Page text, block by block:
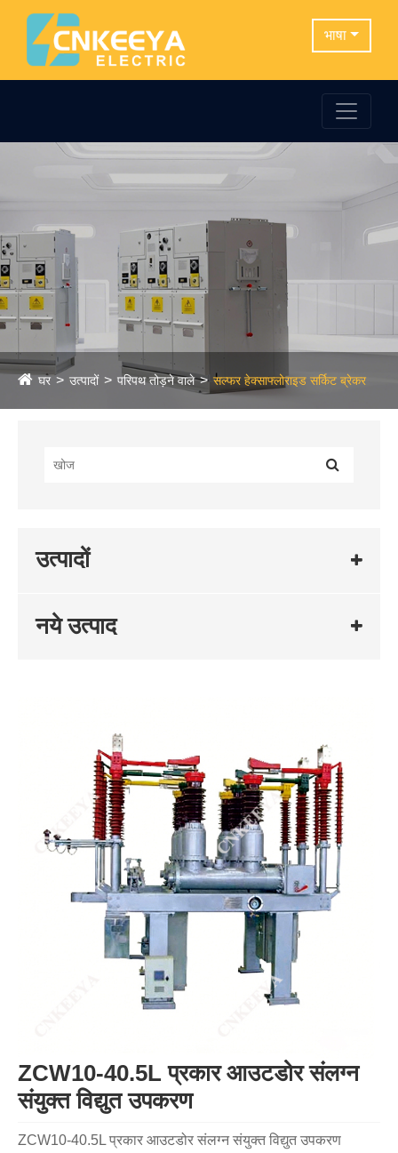
भाषा
घर उत्पादों परिपथ तोड़ने वाले सल्फर हेक्साफ्लोराइड सर्किट ब्रेकर
उत्पादों
नये उत्पाद
ZCW10-40.5L प्रकार आउटडोर संलग्न
संयुक्त विद्युत उपकरण
ZCW10-40.5L प्रकार आउटडोर संलग्न संयुक्त विद्युत उपकरण